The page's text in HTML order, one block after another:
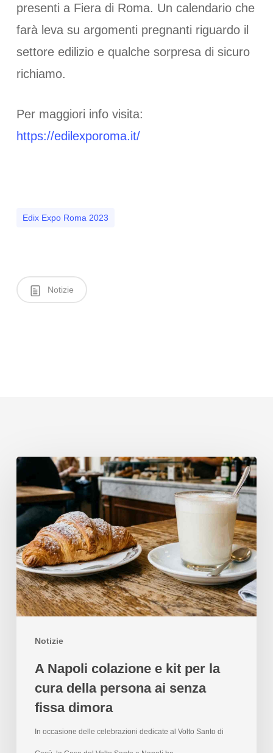
presenti a Fiera di Roma. Un calendario che
farà leva su argomenti pregnanti riguardo il
settore edilizio e qualche sorpresa di sicuro
richiamo.
Per maggiori info visita:
https://edilexporoma.it/
Edix Expo Roma 2023
Notizie
Notizie
A Napoli colazione e kit per la
cura della persona ai senza
fissa dimora
In occasione delle celebrazioni dedicate al Volto Santo di